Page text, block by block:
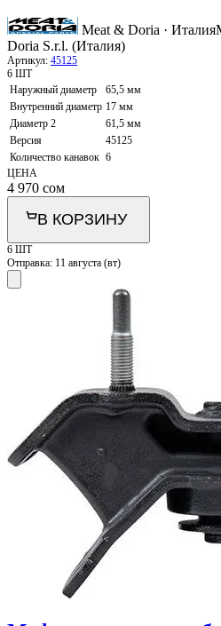
Meat & Doria · Италия
Doria S.r.l. (Италия)
Артикул: 45125
6 ШТ
Наружный диаметр
65,5 мм
Внутренний диаметр 17 мм
Диаметр 2
61,5 мм
Версия
45125
Количество канавок 6
ЦЕНА
4 970 сом
В КОРЗИНУ
6 ШТ
Отправка: 11 августа (вт)